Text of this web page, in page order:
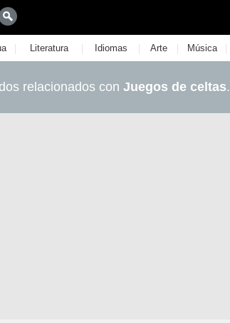
| Literatura | Idiomas | Arte | Música |
relacionados con Juegos de celtas.